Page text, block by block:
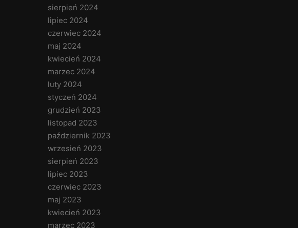
sierpień 2024
lipiec 2024
czerwiec 2024
maj 2024
kwiecień 2024
marzec 2024
luty 2024
styczeń 2024
grudzień 2023
listopad 2023
październik 2023
wrzesień 2023
sierpień 2023
lipiec 2023
czerwiec 2023
maj 2023
kwiecień 2023
marzec 2023